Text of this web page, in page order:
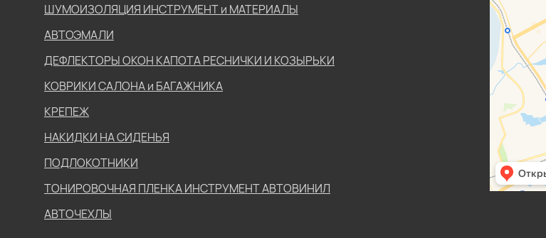
ШУМОИЗОЛЯЦИЯ ИНСТРУМЕНТ и МАТЕРИАЛЫ
АВТОЭМАЛИ
ДЕФЛЕКТОРЫ ОКОН КАПОТА РЕСНИЧКИ И КОЗЫРЬКИ
КОВРИКИ САЛОНА и БАГАЖНИКА
КРЕПЕЖ
НАКИДКИ НА СИДЕНЬЯ
ПОДЛОКОТНИКИ
ТОНИРОВОЧНАЯ ПЛЕНКА ИНСТРУМЕНТ АВТОВИНИЛ
АВТОЧЕХЛЫ